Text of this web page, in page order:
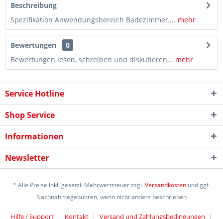
Beschreibung
Spezifikation Anwendungsbereich Badezimmer,... mehr
Bewertungen
0
Bewertungen lesen, schreiben und diskutieren... mehr
Service Hotline
Shop Service
Informationen
Newsletter
* Alle Preise inkl. gesetzl. Mehrwertsteuer zzgl.Versandkosten und ggf.
Nachnahmegebühren, wenn nicht anders beschrieben
Hilfe / Support Kontakt Versand und Zahlungsbedingungen